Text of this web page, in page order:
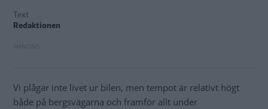
Text
Redaktionen
Vi plågar inte livet ur bilen, men tempot är relativt högt
både på bergsvägarna och framför allt under